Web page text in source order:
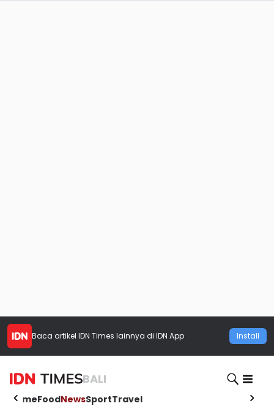
Baca artikel IDN Times lainnya di IDN App Install
BALI
HomeFoodNewsSportTravel